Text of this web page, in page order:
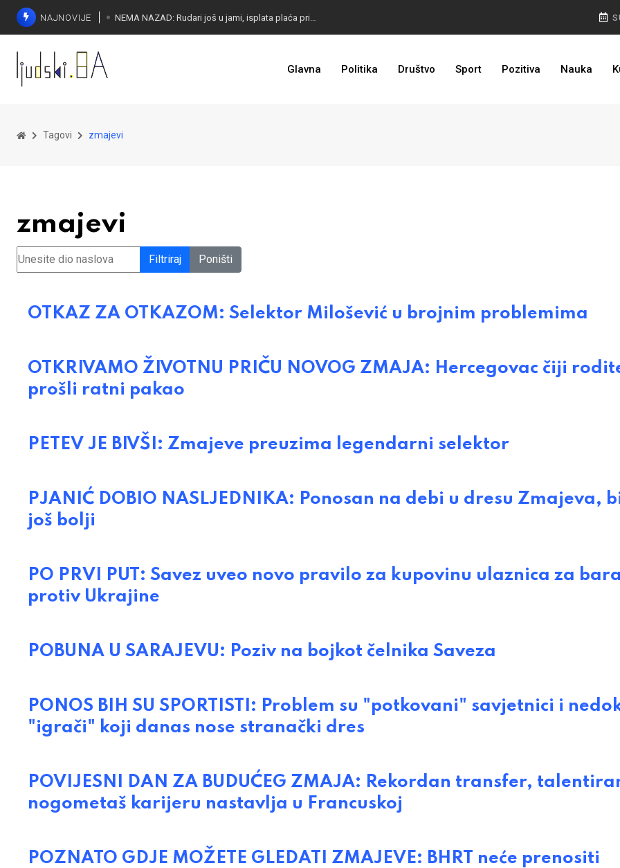
NAJNOVIJE
I TO JE BIH: Prvašićima 50 ruksaka sa školskim priborom
Glavna Politika Društvo Sport Pozitiva Nauka
Tagovi zmajevi
zmajevi
Unesite dio naslova Filtriraj Poništi
OTKAZ ZA OTKAZOM: Selektor Milošević u brojnim problemima
OTKRIVAMO ŽIVOTNU PRIČU NOVOG ZMAJA: Hercegovac čiji
prošli ratni pakao
PETEV JE BIVŠI: Zmajeve preuzima legendarni selektor
PJANIĆ DOBIO NASLJEDNIKA: Ponosan na debi u dresu Zmajeva,
još bolji
PO PRVI PUT: Savez uveo novo pravilo za kupovinu ulaznica za
protiv Ukrajine
POBUNA U SARAJEVU: Poziv na bojkot čelnika Saveza
PONOS BIH SU SPORTISTI: Problem su "potkovani" savjetnici i
"igrači" koji danas nose stranački dres
POVIJESNI DAN ZA BUDUĆEG ZMAJA: Rekordan transfer,
nogometaš karijeru nastavlja u Francuskoj
POZNATO GDJE MOŽETE GLEDATI ZMAJEVE: BHRT neće prenositi